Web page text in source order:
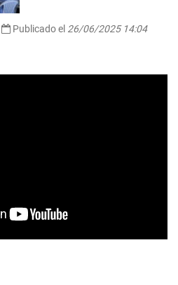
Publicado el 26/06/2025 14:04